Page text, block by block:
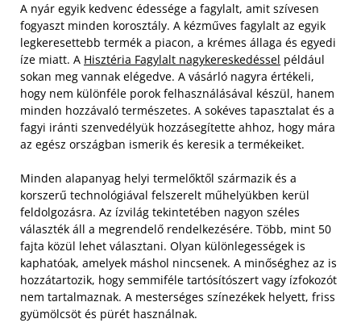
A nyár egyik kedvenc édessége a fagylalt, amit szívesen
fogyaszt minden korosztály. A kézműves fagylalt az egyik
legkeresettebb termék a piacon, a krémes állaga és egyedi
íze miatt. A Hisztéria Fagylalt nagykereskedéssel például
sokan meg vannak elégedve. A vásárló nagyra értékeli,
hogy nem különféle porok felhasználásával készül, hanem
minden hozzávaló természetes. A sokéves tapasztalat és a
fagyi iránti szenvedélyük hozzásegítette ahhoz, hogy mára
az egész országban ismerik és keresik a termékeiket.
Minden alapanyag helyi termelőktől származik és a
korszerű technológiával felszerelt műhelyükben kerül
feldolgozásra. Az ízvilág tekintetében nagyon széles
választék áll a megrendelő rendelkezésére. Több, mint 50
fajta közül lehet választani. Olyan különlegességek is
kaphatóak, amelyek máshol nincsenek. A minőséghez az is
hozzátartozik, hogy semmiféle tartósítószert vagy ízfokozót
nem tartalmaznak. A mesterséges színezékek helyett, friss
gyümölcsöt és pürét használnak.